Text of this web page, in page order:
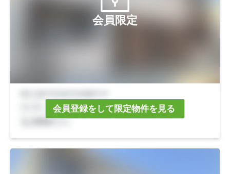
会員限定
会員登録をして限定物件を見る